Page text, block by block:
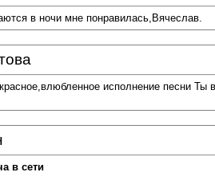
в ночи мне понравилась,Вячеслав.
исполнение песни Ты
в сети